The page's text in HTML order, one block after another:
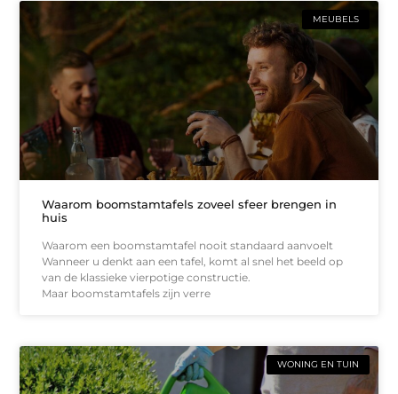
MEUBELS
Waarom boomstamtafels zoveel sfeer brengen in
huis
Waarom een boomstamtafel nooit standaard aanvoelt
Wanneer u denkt aan een tafel, komt al snel het beeld op
van de klassieke vierpotige constructie.
Maar boomstamtafels zijn verre
WONING EN TUIN